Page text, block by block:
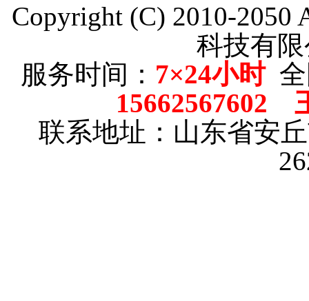
Copyright (C) 2010-2050
科技有
服务时间： 7×24小时全
15662567602
联系地址：山东省安